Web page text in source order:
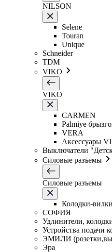
NILSON
Selene
Touran
Unique
Schneider
TDM
VIKO
VIKO
CARMEN
Palmiye
VERA
Аксессуары
Выключатели
Силовые разъемы
Силовые разъемы
Колодки-
СОФИЯ
Удлинители,
Устройства подачи
ЭМИЛИ
Эра